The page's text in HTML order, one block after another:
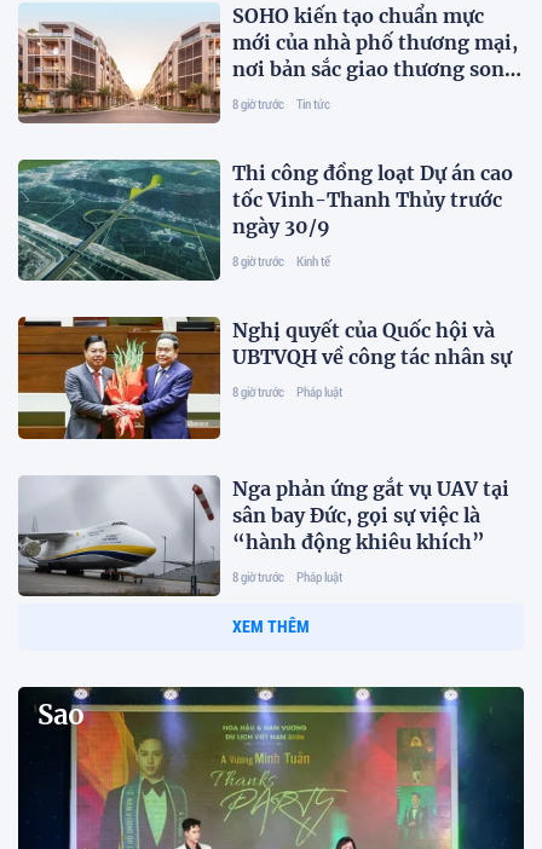
SOHO kiến tạo chuẩn mực
mới của nhà phố thương mại,
nơi bản sắc giao thương song
hành nhịp sống toàn cầu
8 giờ trước Tin tức
Thi công đồng loạt Dự án cao
tốc Vinh-Thanh Thủy trước
ngày 30/9
8 giờ trước Kinh tế
Nghị quyết của Quốc hội và
UBTVQH về công tác nhân sự
8 giờ trước Pháp luật
Nga phản ứng gắt vụ UAV tại
sân bay Đức, gọi sự việc là
“hành động khiêu khích”
8 giờ trước Pháp luật
XEM THÊM
Sao